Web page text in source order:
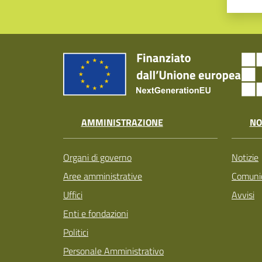
AMMINISTRAZIONE
Organi di governo
Aree amministrative
Uffici
Enti e fondazioni
Politici
Personale Amministrativo
Notizie
Avvisi